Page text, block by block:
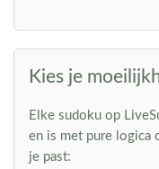
Kies je
Elke sudoku op
en is met pure logica
je past: